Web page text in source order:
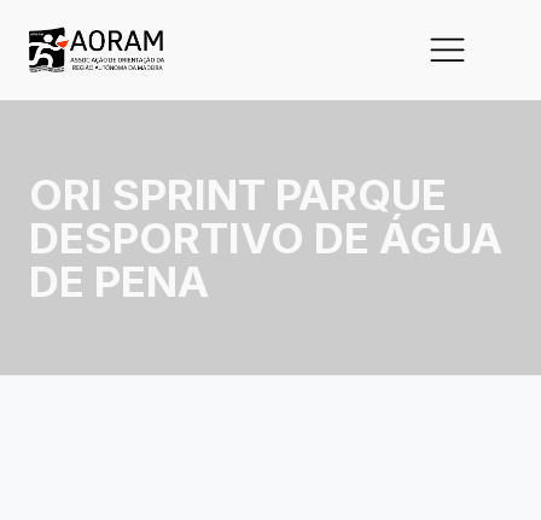
ORI SPRINT PARQUE
DESPORTIVO DE ÁGUA
DE PENA